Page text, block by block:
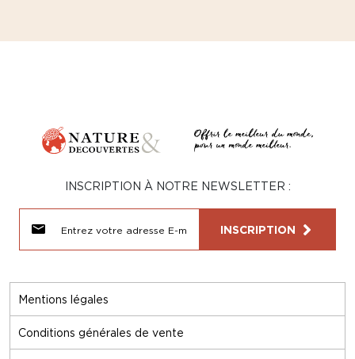
Mentions légales
Conditions générales de vente
INSCRIPTION À NOTRE NEWSLETTER :
INSCRIPTION